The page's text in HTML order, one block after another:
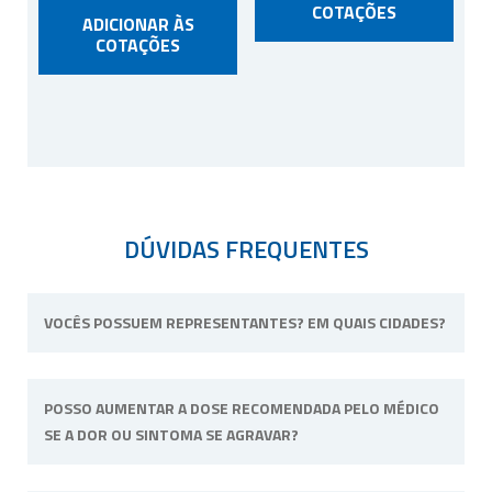
ADICIONAR ÀS
COTAÇÕES
COTAÇÕES
DÚVIDAS FREQUENTES
VOCÊS POSSUEM REPRESENTANTES? EM QUAIS CIDADES?
unidade física fica situada em Ribeirão Preto,
interior de São Paulo.
POSSO AUMENTAR A DOSE RECOMENDADA PELO MÉDICO
SE A DOR OU SINTOMA SE AGRAVAR?